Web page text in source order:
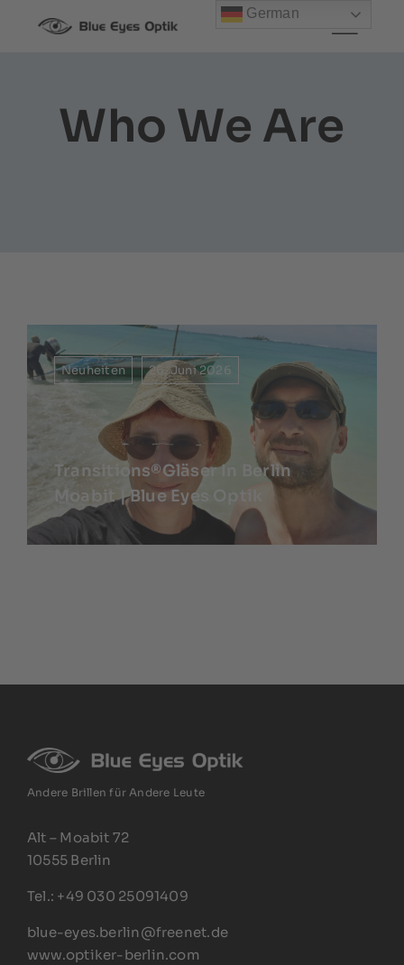
Inhalt
Who We Are
Neuheiten 26. Juni 2026
Transitions®Gläser In Berlin
Moabit | Blue Eyes Optik
Andere Brillen für Andere Leute
Alt – Moabit 72
10555 Berlin
Tel.: +49 030 25091409
blue-eyes.berlin@freenet.de
www.optiker-berlin.com
German